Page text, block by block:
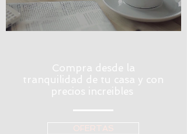
Compra desde la
tranquilidad de tu casa y con
precios increibles
OFERTAS